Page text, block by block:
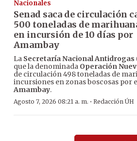
Nacionales
Senad saca de circulación
500 toneladas de
en incursión de 10 días por
Amambay
La Secretaría Nacional Antidrogas
que la denominada Operación
de circulación 498 toneladas de
incursiones en zonas boscosas por
Amambay.
Agosto 7, 2026 08:21 a. m. · Redacción ÚH